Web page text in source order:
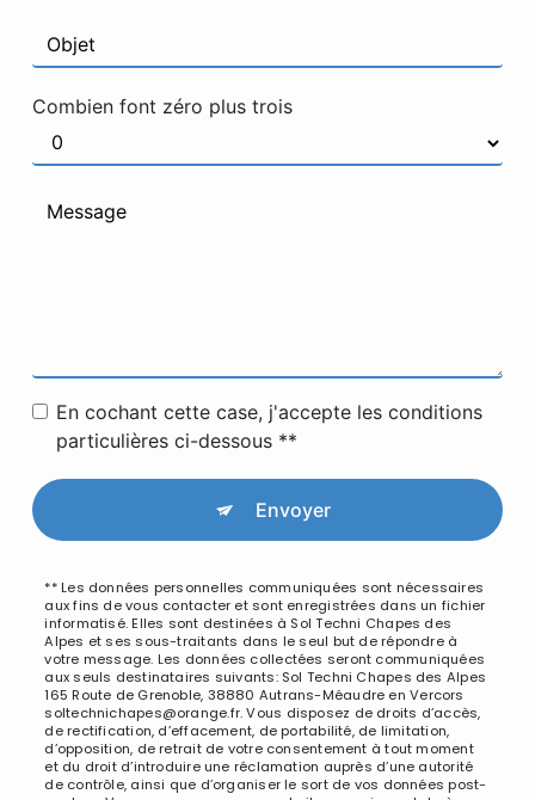
Combien font zéro plus trois
En cochant cette case, j'accepte les conditions
particulières ci-dessous **
Envoyer
** Les données personnelles communiquées sont nécessaires
aux fins de vous contacter et sont enregistrées dans un fichier
informatisé. Elles sont destinées à Sol Techni Chapes des
Alpes et ses sous-traitants dans le seul but de répondre à
votre message. Les données collectées seront communiquées
aux seuls destinataires suivants: Sol Techni Chapes des Alpes
165 Route de Grenoble, 38880 Autrans-Méaudre en Vercors
soltechnichapes@orange.fr. Vous disposez de droits d’accès,
de rectification, d’effacement, de portabilité, de limitation,
d’opposition, de retrait de votre consentement à tout moment
et du droit d’introduire une réclamation auprès d’une autorité
de contrôle, ainsi que d’organiser le sort de vos données post-